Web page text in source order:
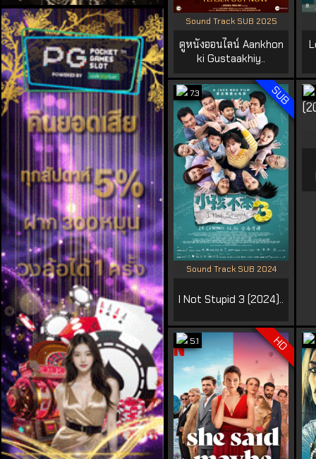
Sound Track SUB 2025
ดูหนังออนไลน์ Aankhon
ki Gustaakhiy..
SUB
7.3
Sound Track SUB 2024
I Not Stupid 3 (2024)..
HD
5.1